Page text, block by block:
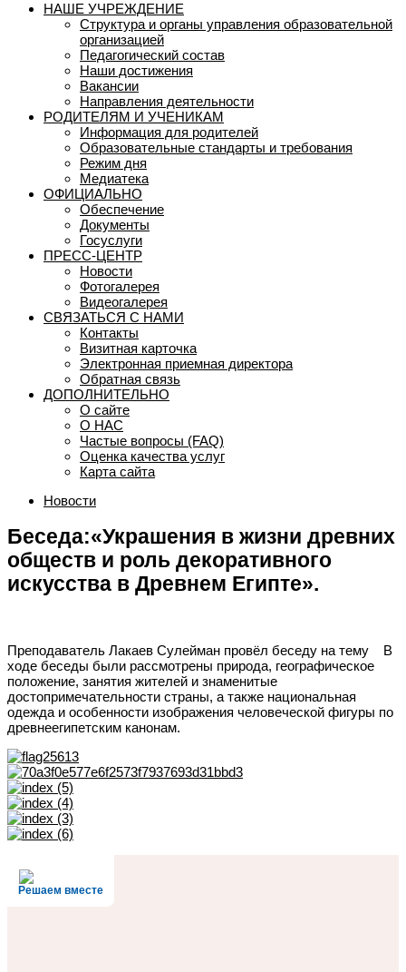
НАШЕ УЧРЕЖДЕНИЕ
Структура и органы управления образовательной
организацией
Педагогический состав
Наши достижения
Вакансии
Направления деятельности
РОДИТЕЛЯМ И УЧЕНИКАМ
Информация для родителей
Образовательные стандарты и требования
Режим дня
Медиатека
ОФИЦИАЛЬНО
Обеспечение
Документы
Госуслуги
ПРЕСС-ЦЕНТР
Новости
Фотогалерея
Видеогалерея
СВЯЗАТЬСЯ С НАМИ
Контакты
Визитная карточка
Электронная приемная директора
Обратная связь
ДОПОЛНИТЕЛЬНО
О сайте
О НАС
Частые вопросы (FAQ)
Оценка качества услуг
Карта сайта
Новости
Беседа:«Украшения в жизни древних
обществ и роль декоративного
искусства в Древнем Египте».
Преподаватель Лакаев Сулейман провёл беседу на тему
В
ходе беседы были рассмотрены природа, географическое
положение, занятия жителей и знаменитые
достопримечательности страны, а также национальная
одежда и особенности изображения человеческой фигуры по
древнеегипетским канонам.
Решаем вместе